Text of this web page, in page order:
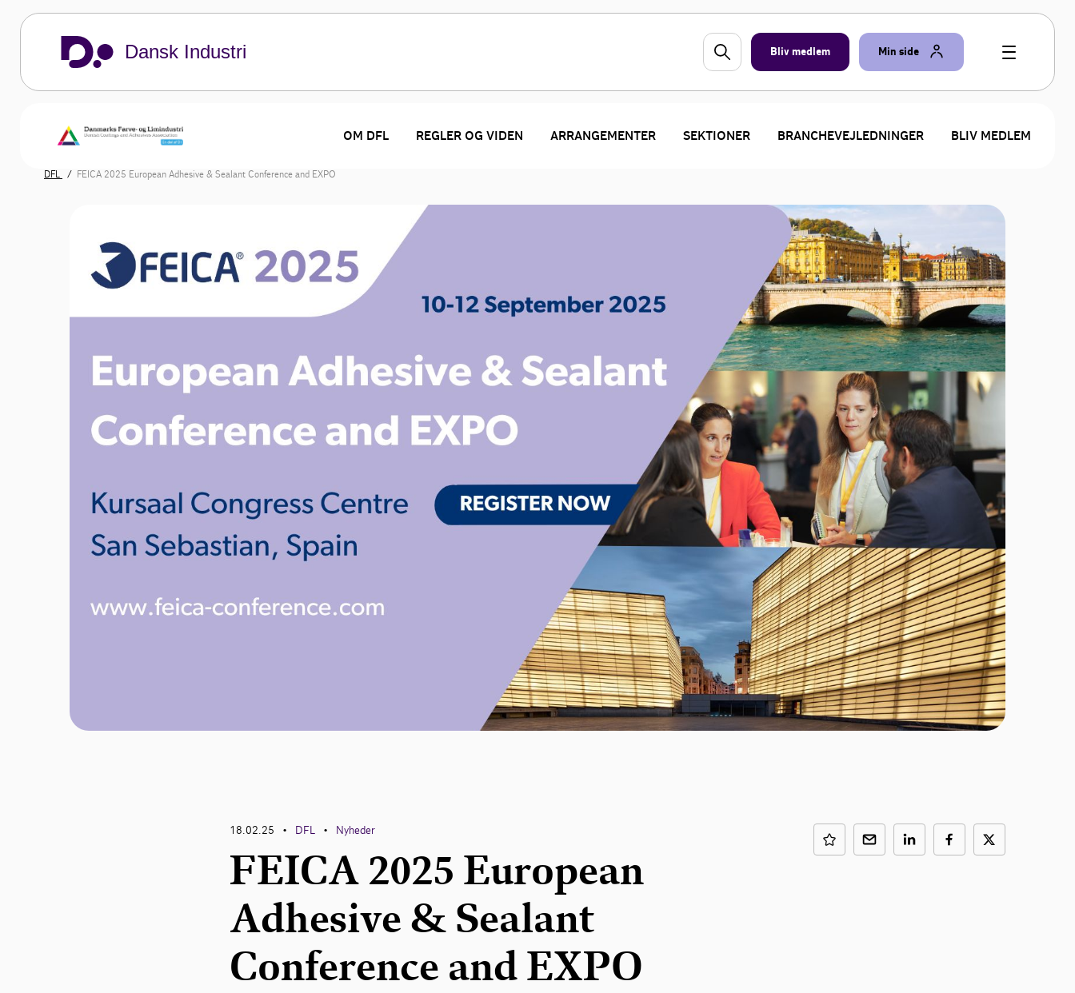
Dansk Industri Bliv medlem Min side
OM DFL REGLER OG VIDEN ARRANGEMENTER SEKTIONER BRANCHEVEJLEDNINGER BLIV MEDLEM
DFL FEICA 2025 European Adhesive & Sealant Conference and EXPO
18.02.25 • DFL • Nyheder
FEICA 2025 European
Adhesive & Sealant
Conference and EXPO